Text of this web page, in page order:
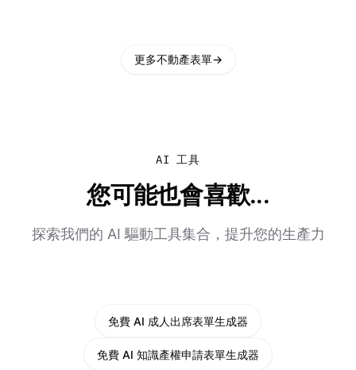
更多不動產表單→
AI 工具
您可能也會喜歡...
探索我們的 AI 驅動工具集合，提升您的生產力
免費 AI 成人出席表單生成器
免費 AI 知識產權申請表單生成器